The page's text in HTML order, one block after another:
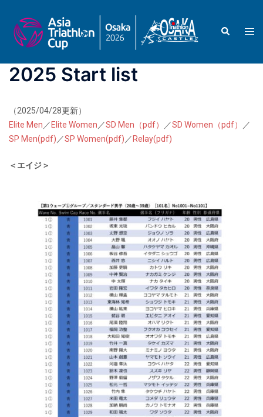
content
Search
2025 Start list
（2025/04/28更新）
Elite Men ／ Elite Women ／SD Men（pdf） ／SD Women（pdf）
／
SP Men(pdf) ／SP Women(pdf) ／ Relay(pdf)
＜エイジ＞